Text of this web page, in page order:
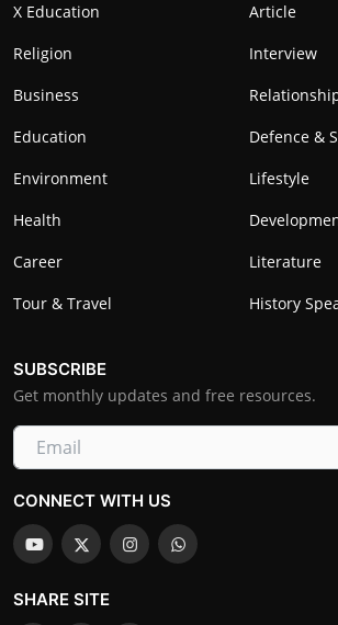
X Education
Article
Religion
Interview
Business
Education
Defence &
Environment
Lifestyle
Health
Career
Literature
Tour & Travel
History
SUBSCRIBE
Get monthly updates and free resources.
CONNECT WITH US
SHARE SITE